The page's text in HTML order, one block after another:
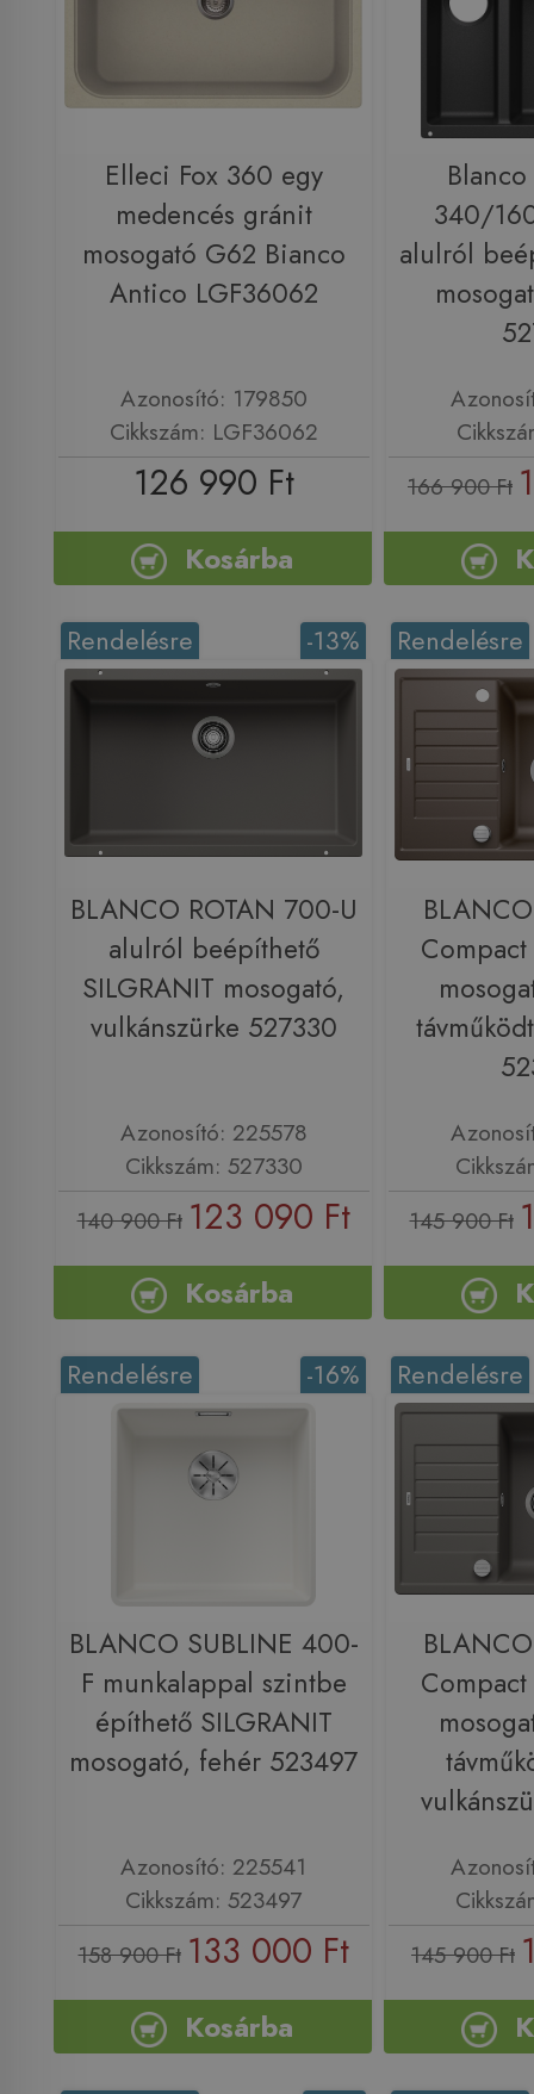
Elleci Fox 360 egy
medencés gránit
mosogató G62 Bianco
Antico LGF36062
Azonosító: 179850
Cikkszám: LGF36062
126 990 Ft
Kosárba
340/
alulról
166 900 Ft
-13%
Rendelésre
BLANCO ROTAN 700-U
alulról beépíthető
SILGRANIT mosogató,
vulkánszürke 527330
Azonosító: 225578
Cikkszám: 527330
140 900 Ft 123 090 Ft
Kosárba
Rendelésre
Compact
145 900 Ft
-16%
Rendelésre
BLANCO SUBLINE 400-
F munkalappal szintbe
építhető SILGRANIT
mosogató, fehér 523497
Azonosító: 225541
Cikkszám: 523497
158 900 Ft 133 000 Ft
Kosárba
Rendelésre
Compact
145 900 Ft